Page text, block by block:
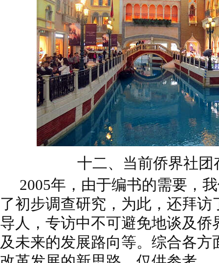
十二、当前侨界社团
2005年，由于编书的需要，
了初步调查研究，为此，还拜
导人，专访中不可避免地谈及
及未来的发展路向等。综合各